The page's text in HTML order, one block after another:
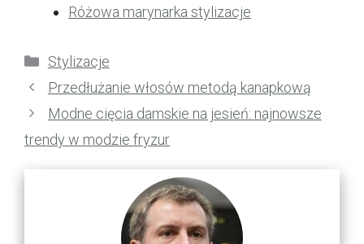
Różowa marynarka stylizacje
Kategorie
Stylizacje
Przedłużanie włosów metodą kanapkową
Modne cięcia damskie na jesień: najnowsze
trendy w modzie fryzur